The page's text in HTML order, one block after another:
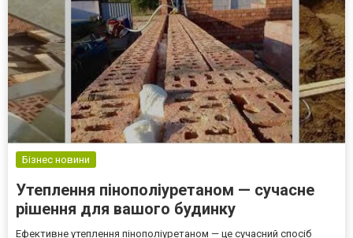
Бізнес новини
Утеплення пінополіуретаном — сучасне
рішення для вашого будинку
Ефективне утеплення пінополіуретаном — це сучасний спосіб